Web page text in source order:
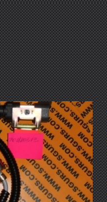
Добавить
в список
желаний